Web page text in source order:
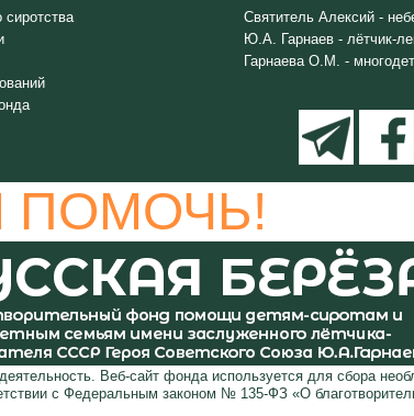
сиротства
Святитель Алексий -
Ю.А. Гарнаев - лётчик-
Гарнаева О.М. -
Веб-сайт фонда используется для сбора
с Федеральным законом № 135-ФЗ «О